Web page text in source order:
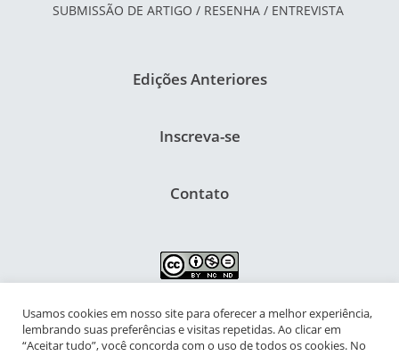
SUBMISSÃO DE ARTIGO / RESENHA / ENTREVISTA
Edições Anteriores
Inscreva-se
Contato
NIPIAC – Núcleo Interdisciplinar de Pesquisa para a Infância e
Adolescência Contemporâneas
Usamos cookies em nosso site para oferecer a melhor experiência,
lembrando suas preferências e visitas repetidas. Ao clicar em
“Aceitar tudo”, você concorda com o uso de todos os cookies. No